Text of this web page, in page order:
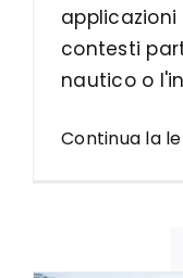
contesti
nautico o
Continua la